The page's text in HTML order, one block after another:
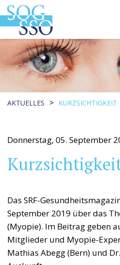
AKTUELLES > KURZSICHTIGKEIT
Donnerstag, 05. September
Das SRF-
September 2019 über das
(Myopie). Im Beitrag geben
Mitglieder und Myopie-
Mathias Abegg (Bern) und